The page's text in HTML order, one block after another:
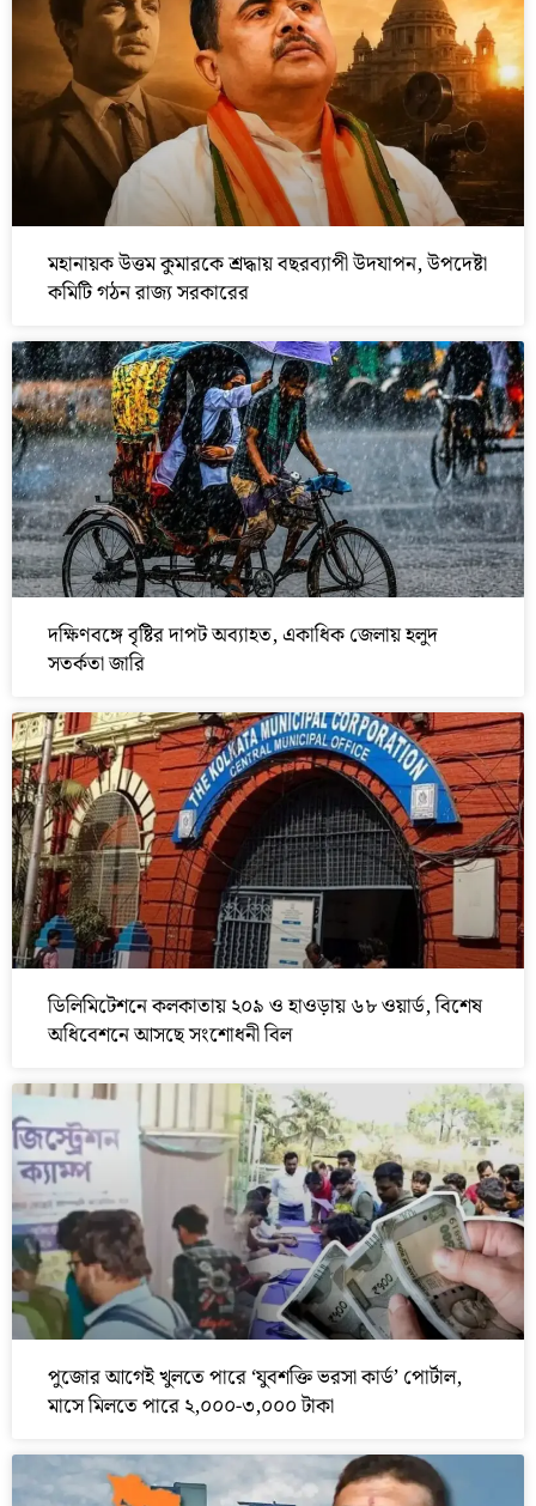
মহানায়ক উত্তম কুমারকে শ্রদ্ধায় বছরব্যাপী উদযাপন, উপদেষ্টা
কমিটি গঠন রাজ্য সরকারের
দক্ষিণবঙ্গে বৃষ্টির দাপট অব্যাহত, একাধিক জেলায় হলুদ
সতর্কতা জারি
ডিলিমিটেশনে কলকাতায় ২০৯ ও হাওড়ায় ৬৮ ওয়ার্ড, বিশেষ
অধিবেশনে আসছে সংশোধনী বিল
পুজোর আগেই খুলতে পারে ‘যুবশক্তি ভরসা কার্ড’ পোর্টাল,
মাসে মিলতে পারে ২,০০০-৩,০০০ টাকা